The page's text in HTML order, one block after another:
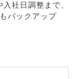
入社日調整まで、
バックアップ